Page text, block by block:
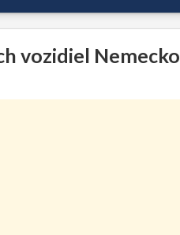
vozidiel Nemecko